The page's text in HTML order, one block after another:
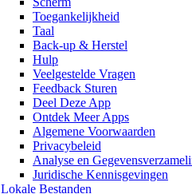
Toegankelijkheid
Taal
Back-up & Herstel
Hulp
Veelgestelde Vragen
Feedback Sturen
Deel Deze App
Ontdek Meer Apps
Algemene Voorwaarden
Privacybeleid
Analyse en
Juridische Kennisgevingen
Lokale Bestanden